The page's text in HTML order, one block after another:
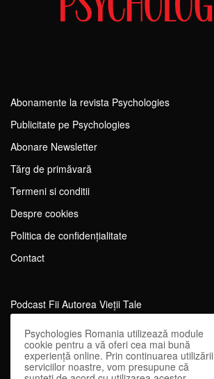
Abonamente la revista Psychologies
Publicitate pe Psychologies
Abonare Newsletter
Tărg de primăvară
Termeni si conditii
Despre cookies
Politica de confidențialitate
Contact
Podcast Fii Autorea Vieții Tale
Evenimente Fii Autoarea Vieții Tale!
SportEdu
Antrenament Mental pentru Sportivi
Psychologies Romania utilizează module
cookie pentru a vă oferi cea mai bună
experiență online. Prin continuarea utilizării
serviciilor noastre, vom presupune că